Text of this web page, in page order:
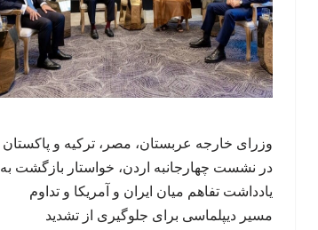
وزرای خارجه عربستان، مصر، ترکیه و پاکستان
در نشست چهارجانبه اردن، خواستار بازگشت به
یادداشت تفاهم میان ایران و آمریکا و تداوم
مسیر دیپلماسی برای جلوگیری از تشدید